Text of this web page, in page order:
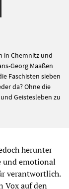
in Chemnitz und
Georg Maaßen
Faschisten sieben
da? Ohne die
Geistesleben zu
herunter
und emotional
verantwortlich.
Vox auf den